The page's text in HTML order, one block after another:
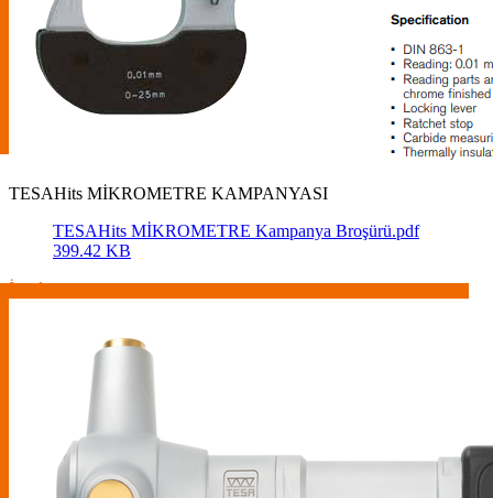
TESAHits MİKROMETRE KAMPANYASI
TESAHits MİKROMETRE Kampanya Broşürü.pdf
399.42 KB
İncele